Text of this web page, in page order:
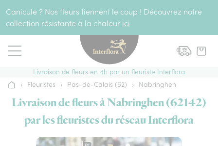
Canicule ? Nos fleurs tiennent le coup ! Découvrez notre
collection résistante à la chaleur ici
Livraison de fleurs en 4h par un fleuriste Interflora
Accueil
› Fleuristes › Pas-de-Calais (62) › Nabringhen
Livraison de fleurs à Nabringhen (62142)
par les fleuristes du réseau Interflora